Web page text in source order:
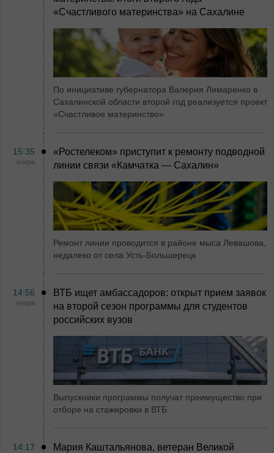
«Счастливого материнства» на Сахалине
По инициативе губернатора Валерия Лимаренко в
Сахалинской области второй год реализуется проект
«Счастливое материнство»
15:35
вчера
«Ростелеком» приступит к ремонту подводной
линии связи «Камчатка ― Сахалин»
Ремонт линии проводится в районе мыса Левашова,
недалеко от села Усть-Большерецк
14:56
вчера
ВТБ ищет амбассадоров: открыт прием заявок
на второй сезон программы для студентов
российских вузов
Выпускники программы получат преимущество при
отборе на стажировки в ВТБ
14:17
Мария Каштальянова, ветеран Великой